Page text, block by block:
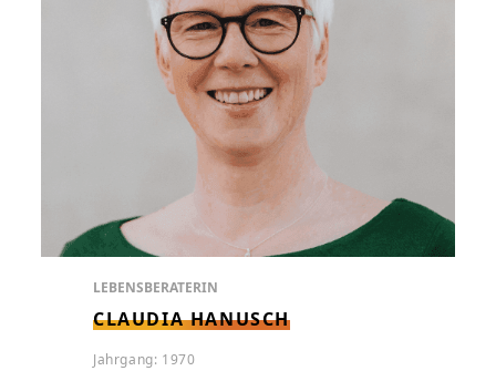
LEBENSBERATERIN
CLAUDIA HANUSCH
Jahrgang: 1970